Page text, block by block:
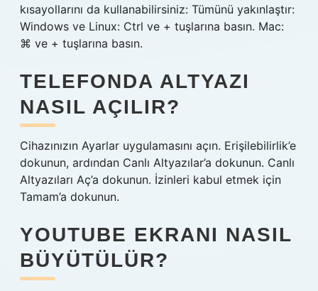
kısayollarını da kullanabilirsiniz: Tümünü yakınlaştır:
Windows ve Linux: Ctrl ve + tuşlarına basın. Mac:
⌘ ve + tuşlarına basın.
TELEFONDA ALTYAZI
NASIL AÇILIR?
Cihazınızın Ayarlar uygulamasını açın. Erişilebilirlik’e
dokunun, ardından Canlı Altyazılar’a dokunun. Canlı
Altyazıları Aç’a dokunun. İzinleri kabul etmek için
Tamam’a dokunun.
YOUTUBE EKRANI NASIL
BÜYÜTÜLÜR?